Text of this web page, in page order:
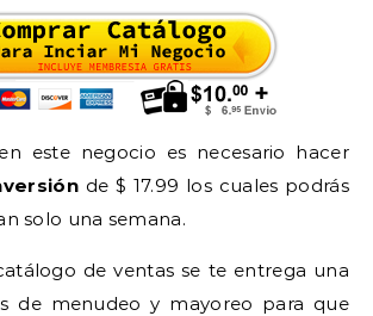
este negocio es necesario hacer
de $ 17.99 los cuales podrás
solo una semana.
de ventas se te entrega una
de menudeo y mayoreo para que